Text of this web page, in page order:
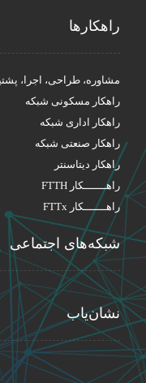
راهکار‌ها
مشاوره، طراحی، اجرا،
راهکار مسکونی شبکه
راهکار اداری شبکه
راهکار صنعتی شبکه
راهکار دیتاسنتر
راهـــــــکار FTTH
راهـــــــکار FTTx
شبکه‌های اجتماعی
نشان‌یاب